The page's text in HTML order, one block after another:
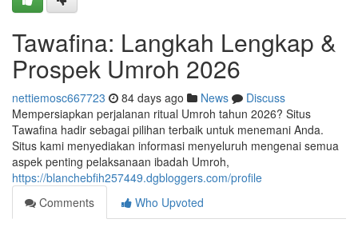
Tawafina: Langkah Lengkap &
Prospek Umroh 2026
nettiemosc667723 84 days ago News
Discuss
Mempersiapkan perjalanan ritual Umroh tahun 2026? Situs
Tawafina hadir sebagai pilihan terbaik untuk menemani Anda.
Situs kami menyediakan informasi menyeluruh mengenai semua
aspek penting pelaksanaan ibadah Umroh,
https://blanchebfih257449.dgbloggers.com/profile
Comments
Who Upvoted